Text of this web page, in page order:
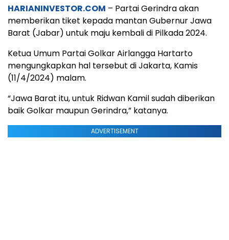
HARIANINVESTOR.COM – Partai Gerindra akan
memberikan tiket kepada mantan Gubernur Jawa
Barat (Jabar) untuk maju kembali di Pilkada 2024.
Ketua Umum Partai Golkar Airlangga Hartarto
mengungkapkan hal tersebut di Jakarta, Kamis
(11/4/2024) malam.
“Jawa Barat itu, untuk Ridwan Kamil sudah diberikan
baik Golkar maupun Gerindra,” katanya.
ADVERTISEMENT